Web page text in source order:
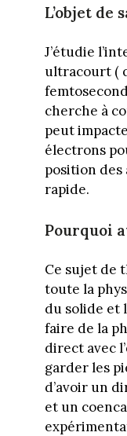
L’objet de
J’étudie
ultracourt (
cherche à
peut
électrons
position des
rapide.
Pourquoi
Ce sujet de
toute la
du solide et
faire de la
direct avec
garder les
d’avoir un
et un